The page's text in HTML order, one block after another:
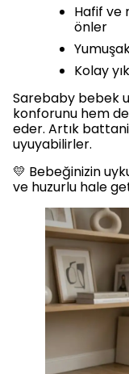
Hafif ve
önler
Kolay
Sarebaby bebek
konforunu hem
eder. Artık
uyuyabilirler.
💛 Bebeğinizin
ve huzurlu hale